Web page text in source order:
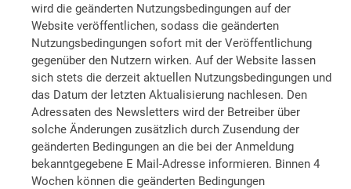
wird die geänderten Nutzungsbedingungen auf der
Website veröffentlichen, sodass die geänderten
Nutzungsbedingungen sofort mit der Veröffentlichung
gegenüber den Nutzern wirken. Auf der Website lassen
sich stets die derzeit aktuellen Nutzungsbedingungen und
das Datum der letzten Aktualisierung nachlesen. Den
Adressaten des Newsletters wird der Betreiber über
solche Änderungen zusätzlich durch Zusendung der
geänderten Bedingungen an die bei der Anmeldung
bekanntgegebene E Mail-Adresse informieren. Binnen 4
Wochen können die geänderten Bedingungen